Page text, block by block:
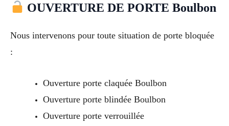
OUVERTURE DE PORTE Boulbon
Nous intervenons pour toute situation de porte bloquée
:
Ouverture porte claquée Boulbon
Ouverture porte blindée Boulbon
Ouverture porte verrouillée